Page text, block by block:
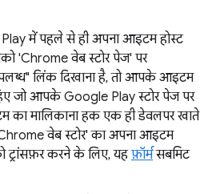
में पहले से ही अपना आइटम होस्ट
'Chrome वेब स्टोर पेज' पर
लिंक दिखाना है, तो आपके आइटम
जो आपके Google Play स्टोर पेज पर
का मालिकाना हक एक ही डेवलपर खाते
वेब स्टोर' का अपना आइटम
ट्रांसफ़र करने के लिए, यह फ़ॉर्मसबमिट